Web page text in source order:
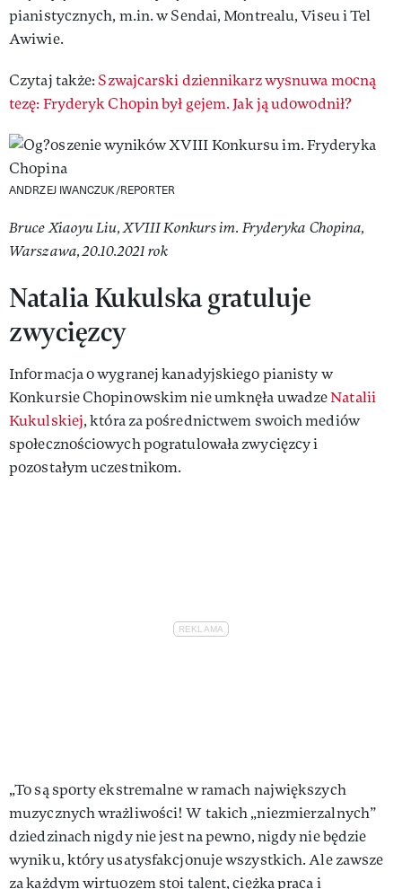
pianistycznych, m.in. w Sendai, Montrealu, Viseu i Tel
Awiwie.
Czytaj także: Szwajcarski dziennikarz wysnuwa mocną
tezę: Fryderyk Chopin był gejem. Jak ją udowodnił?
ANDRZEJ IWANCZUK/REPORTER
Bruce Xiaoyu Liu, XVIII Konkurs im. Fryderyka Chopina,
Warszawa, 20.10.2021 rok
Natalia Kukulska gratuluje
zwycięzcy
Informacja o wygranej kanadyjskiego pianisty w
Konkursie Chopinowskim nie umknęła uwadzeNatalii
Kukulskiej, która za pośrednictwem swoich mediów
społecznościowych pogratulowała zwycięzcy i
pozostałym uczestnikom.
„To są sporty ekstremalne w ramach największych
muzycznych wrażliwości! W takich „niezmierzalnych”
dziedzinach nigdy nie jest na pewno, nigdy nie będzie
wyniku, który usatysfakcjonuje wszystkich. Ale zawsze
za każdym wirtuozem stoi talent, ciężka praca i